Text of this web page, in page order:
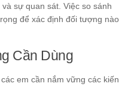
sự quan sát. Việc so sánh
để xác định đối tượng nào
Cần Dùng
em cần nắm vững các kiến